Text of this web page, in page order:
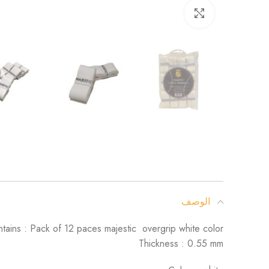
الوصف
: Pack of 12 paces majestic overgrip white color
Thickness : 0.55 mm